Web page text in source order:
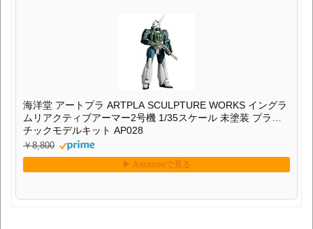
海洋堂 アートプラ ARTPLA SCULPTURE WORKS イングラ
ムリアクティブアーマー2号機 1/35スケール 未塗装 プラス
チックモデルキット AP028
￥8,800